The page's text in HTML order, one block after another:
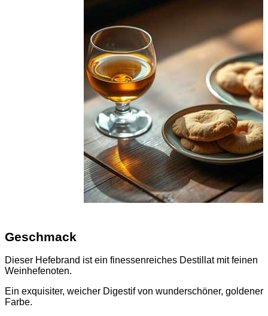
Geschmack
Dieser Hefebrand ist ein finessenreiches Destillat mit feinen
Weinhefenoten.
Ein exquisiter, weicher Digestif von wunderschöner, goldener
Farbe.